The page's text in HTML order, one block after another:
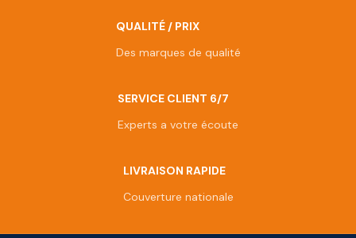
QUALITÉ / PRIX
Des marques de qualité
SERVICE CLIENT 6/7
Experts a votre écoute
LIVRAISON RAPIDE
Couverture nationale